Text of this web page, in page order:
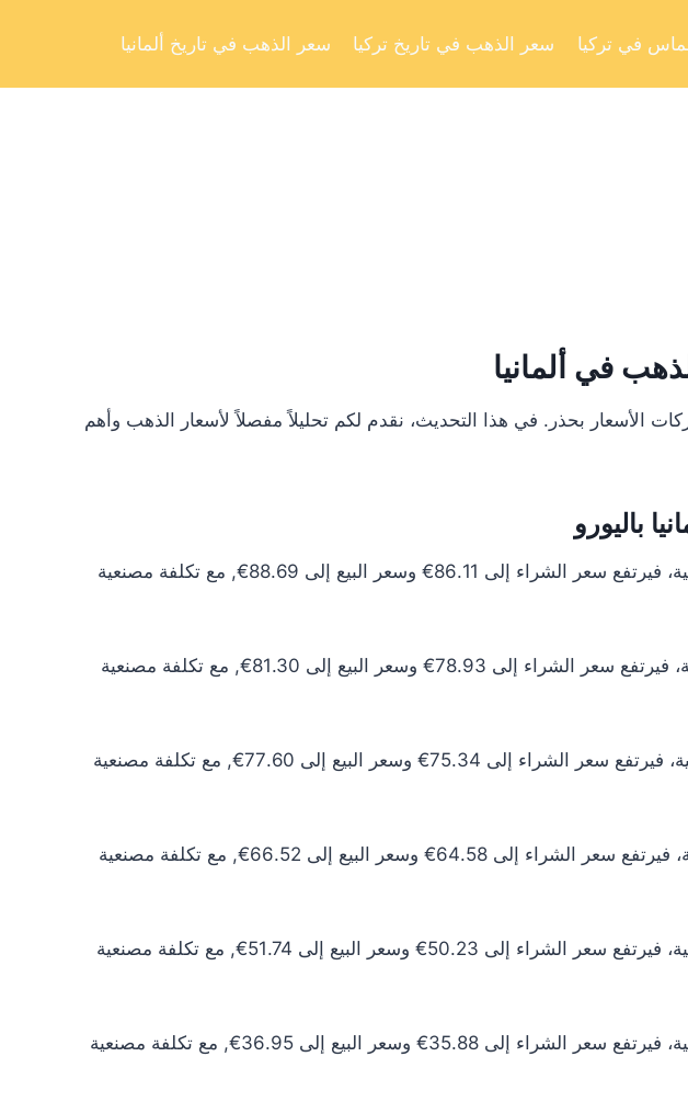
سعر الذهب في تاريخ ألمانيا سعر الذهب في تاريخ تركيا في تركيا
في ألمانيا
الأسعار بحذر. في هذا التحديث، نقدم لكم تحليلاً مفصلاً لأسعار الذهب وأهم
باليورو
سعر الذهب عيار 24 اليوم يبلغ 78.28€ للشراء الخام و80.63€ للبيع الخام. أما مع إضافة المصنعية، فيرتفع سعر الشراء إلى 86.11€ وسعر البيع إلى 88.69€, مع تكلفة مصنعية
سعر الذهب عيار 22 اليوم يبلغ 71.76€ للشراء الخام و73.91€ للبيع الخام. أما مع إضافة المصنعية، فيرتفع سعر الشراء إلى 78.93€ وسعر البيع إلى 81.30€, مع تكلفة مصنعية
سعر الذهب عيار 21 اليوم يبلغ 68.49€ للشراء الخام و70.55€ للبيع الخام. أما مع إضافة المصنعية، فيرتفع سعر الشراء إلى 75.34€ وسعر البيع إلى 77.60€, مع تكلفة مصنعية
سعر الذهب عيار 18 اليوم يبلغ 58.71€ للشراء الخام و60.47€ للبيع الخام. أما مع إضافة المصنعية، فيرتفع سعر الشراء إلى 64.58€ وسعر البيع إلى 66.52€, مع تكلفة مصنعية
سعر الذهب عيار 14 اليوم يبلغ 45.66€ للشراء الخام و47.03€ للبيع الخام. أما مع إضافة المصنعية، فيرتفع سعر الشراء إلى 50.23€ وسعر البيع إلى 51.74€, مع تكلفة مصنعية
سعر الذهب عيار 10 اليوم يبلغ 32.62€ للشراء الخام و33.59€ للبيع الخام. أما مع إضافة المصنعية، فيرتفع سعر الشراء إلى 35.88€ وسعر البيع إلى 36.95€, مع تكلفة مصنعية